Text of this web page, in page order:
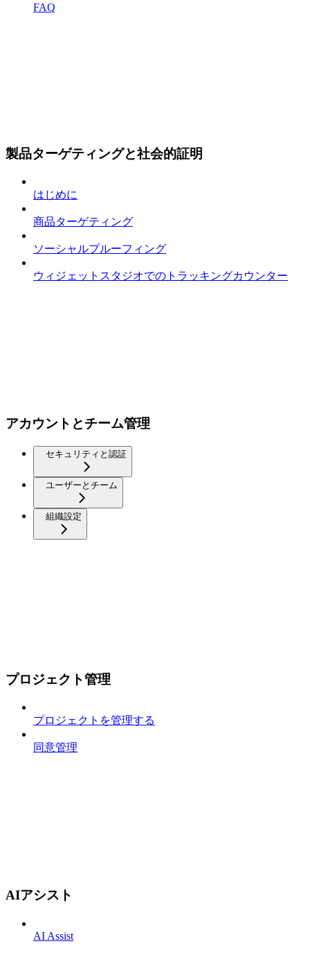
FAQ
製品ターゲティングと社会的証明
はじめに
商品ターゲティング
ソーシャルプルーフィング
ウィジェットスタジオでのトラッキングカウンター
アカウントとチーム管理
セキュリティと認証
ユーザーとチーム
組織設定
プロジェクト管理
プロジェクトを管理する
同意管理
AIアシスト
AI Assist